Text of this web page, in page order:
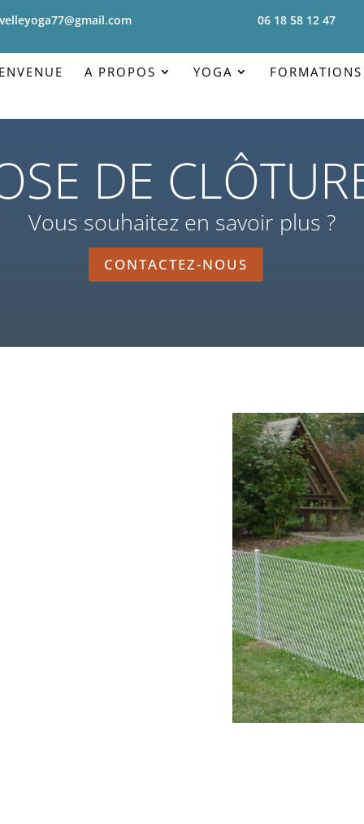
06 18 58 12 47
A PROPOS YOGA FORMATIONS
DE
Vous souhaitez en savoir plus ?
CONTACTEZ-NOUS